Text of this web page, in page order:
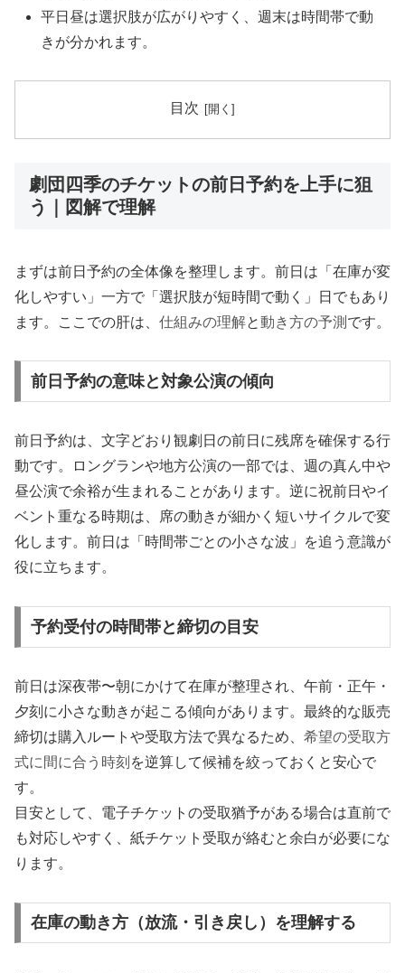
平日昼は選択肢が広がりやすく、週末は時間帯で動
きが分かれます。
目次
劇団四季のチケットの前日予約を上手に狙
う｜図解で理解
まずは前日予約の全体像を整理します。前日は「在庫が変
化しやすい」一方で「選択肢が短時間で動く」日でもあり
ます。ここでの肝は、 仕組みの理解と動き方の予測 です。
前日予約の意味と対象公演の傾向
前日予約は、文字どおり観劇日の前日に残席を確保する行
動です。ロングランや地方公演の一部では、週の真ん中や
昼公演で余裕が生まれることがあります。逆に祝前日やイ
ベント重なる時期は、席の動きが細かく短いサイクルで変
化します。前日は「時間帯ごとの小さな波」を追う意識が
役に立ちます。
予約受付の時間帯と締切の目安
前日は深夜帯〜朝にかけて在庫が整理され、午前・正午・
夕刻に小さな動きが起こる傾向があります。最終的な販売
締切は購入ルートや受取方法で異なるため、 希望の受取方
式に間に合う時刻 を逆算して候補を絞っておくと安心で
す。
目安として、電子チケットの受取猶予がある場合は直前で
も対応しやすく、紙チケット受取が絡むと余白が必要にな
ります。
在庫の動き方（放流・引き戻し）を理解する